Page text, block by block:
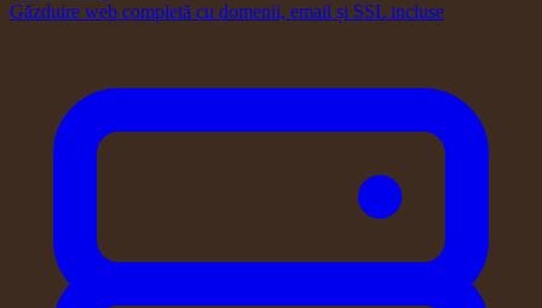
Găzduire web completă cu domenii, email și SSL incluse